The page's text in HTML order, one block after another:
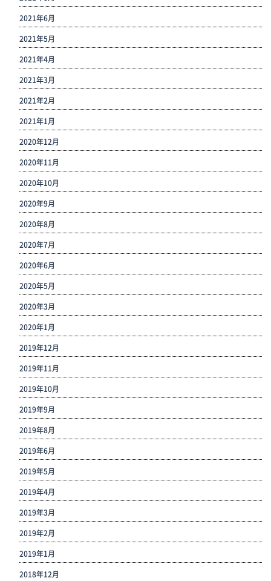
2021年6月
2021年5月
2021年4月
2021年3月
2021年2月
2021年1月
2020年12月
2020年11月
2020年10月
2020年9月
2020年8月
2020年7月
2020年6月
2020年5月
2020年3月
2020年1月
2019年12月
2019年11月
2019年10月
2019年9月
2019年8月
2019年6月
2019年5月
2019年4月
2019年3月
2019年2月
2019年1月
2018年12月